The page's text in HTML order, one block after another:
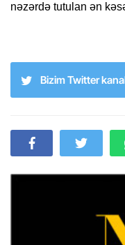
nəzərdə tutulan ən
Bizim Twitter